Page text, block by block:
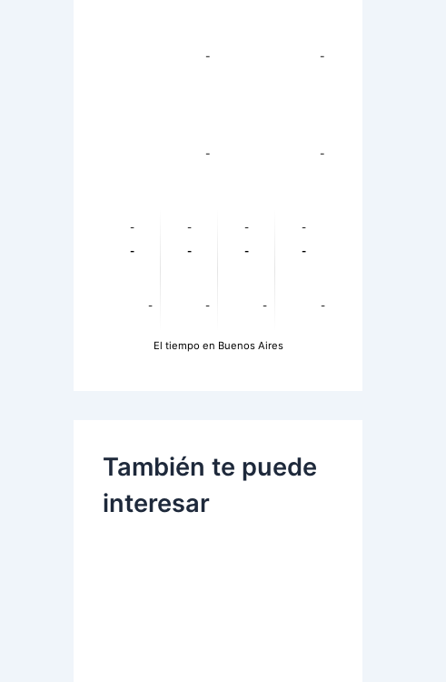
- -
- -
-
-
-
-
-
-
-
-
-
-
-
-
El tiempo en Buenos Aires
También te puede
interesar